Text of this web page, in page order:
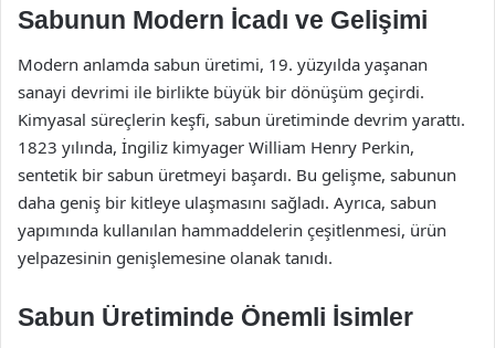
Sabunun Modern İcadı ve Gelişimi
Modern anlamda sabun üretimi, 19. yüzyılda yaşanan
sanayi devrimi ile birlikte büyük bir dönüşüm geçirdi.
Kimyasal süreçlerin keşfi, sabun üretiminde devrim yarattı.
1823 yılında, İngiliz kimyager William Henry Perkin,
sentetik bir sabun üretmeyi başardı. Bu gelişme, sabunun
daha geniş bir kitleye ulaşmasını sağladı. Ayrıca, sabun
yapımında kullanılan hammaddelerin çeşitlenmesi, ürün
yelpazesinin genişlemesine olanak tanıdı.
Sabun Üretiminde Önemli İsimler